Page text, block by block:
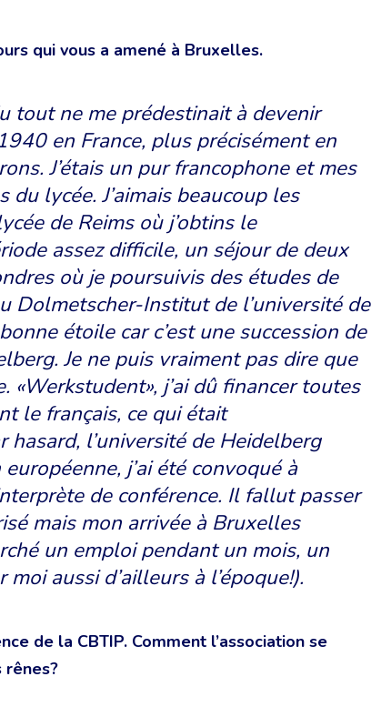
qui vous a amené à Bruxelles.
tout ne me prédestinait à devenir
en France, plus précisément en
J’étais un pur francophone et mes
lycée. J’aimais beaucoup les
de Reims où j’obtins le
assez difficile, un séjour de deux
où je poursuivis des études de
Dolmetscher-Institut de l’université de
étoile car c’est une succession de
Je ne puis vraiment pas dire que
«Werkstudent», j’ai dû financer toutes
le français, ce qui était
l’université de Heidelberg
j’ai été convoqué à
de conférence. Il fallut passer
mais mon arrivée à Bruxelles
un emploi pendant un mois, un
aussi d’ailleurs à l’époque!).
de la CBTIP. Comment l’association se
rênes?